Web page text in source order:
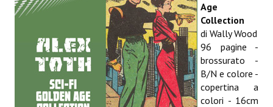
Spazio Cagliostro@Lucca 2016
Spazio Cagliostro@Lucca 2017
Casa Cagliostro@Lucca2018
#baseLUna@Lucca 2019
Age
Collection
di Wally Wood
96 pagine -
brossurato -
B/N e colore -
copertina a
colori - 16cm